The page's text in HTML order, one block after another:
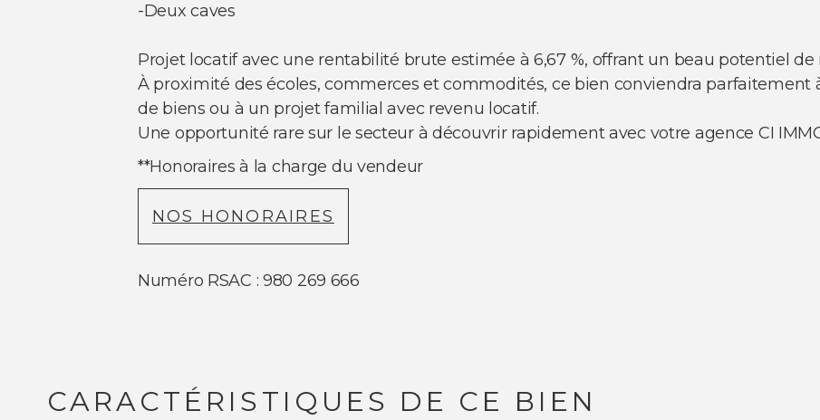
-Deux caves
Projet locatif avec une rentabilité brute estimée à 6,67 %, offrant un beau potentiel
À proximité des écoles, commerces et commodités, ce bien conviendra parfaitement
de biens ou à un projet familial avec revenu locatif.
Une opportunité rare sur le secteur à découvrir rapidement avec votre agence CI
**Honoraires à la charge du vendeur
NOS HONORAIRES
Numéro RSAC : 980 269 666
CARACTÉRISTIQUES DE CE BIEN